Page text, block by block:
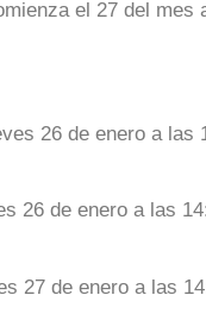
el 27 del
26 de enero a
26 de enero a las
27 de enero a las